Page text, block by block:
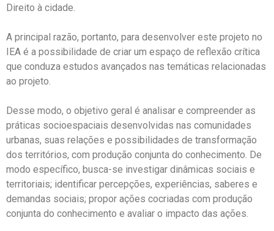
Direito à cidade.
A principal razão, portanto, para desenvolver este projeto no
IEA é a possibilidade de criar um espaço de reflexão crítica
que conduza estudos avançados nas temáticas relacionadas
ao projeto.
Desse modo, o objetivo geral é analisar e compreender as
práticas socioespaciais desenvolvidas nas comunidades
urbanas, suas relações e possibilidades de transformação
dos territórios, com produção conjunta do conhecimento. De
modo específico, busca-se investigar dinâmicas sociais e
territoriais; identificar percepções, experiências, saberes e
demandas sociais; propor ações cocriadas com produção
conjunta do conhecimento e avaliar o impacto das ações.